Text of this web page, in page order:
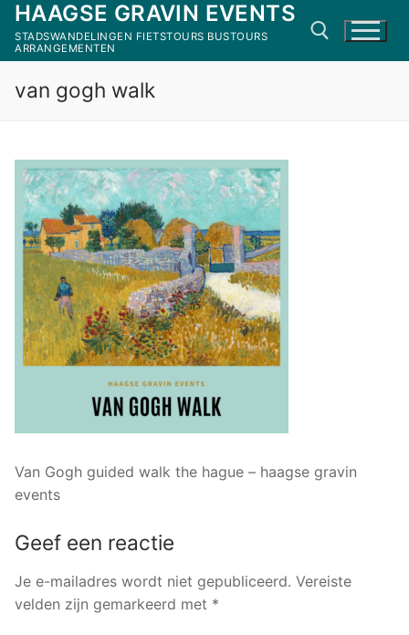
Ga
naar
de
HAAGSE GRAVIN EVENTS
STADSWANDELINGEN FIETSTOURS BUSTOURS
ARRANGEMENTEN
van gogh walk
Van Gogh guided walk the hague – haagse gravin
events
Geef een reactie
Je e-mailadres wordt niet gepubliceerd. Vereiste
velden zijn gemarkeerd met *